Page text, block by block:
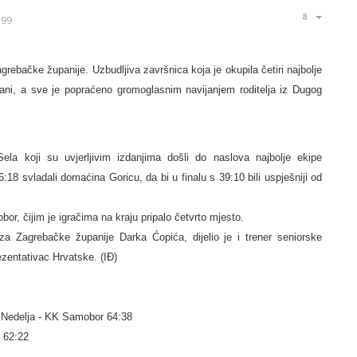
županije. Uzbudljiva završnica koja je okupila četiri najbolje
a sve je popraćeno gromoglasnim navijanjem roditelja iz Dugog
koji su uvjerljivim izdanjima došli do naslova najbolje ekipe
svladali domaćina Goricu, da bi u finalu s 39:10 bili uspješniji od
čijim je igračima na kraju pripalo četvrto mjesto.
Zagrebačke županije Darka Ćopića, dijelio je i trener seniorske
Hrvatske. (IĐ)
- KK Samobor 64:38
62:22